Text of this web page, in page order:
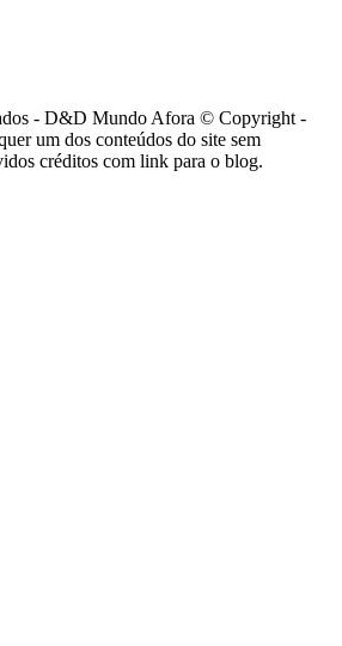
- D&D Mundo Afora © Copyright -
um dos conteúdos do site sem
créditos com link para o blog.